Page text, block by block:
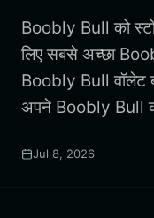
Português (Brasil)
Español (Argentina)
Boobly Bull को
लिए सबसे अच्छा
Boobly Bull वॉलेट
अपने Boobly Bull
Jul 8, 2026